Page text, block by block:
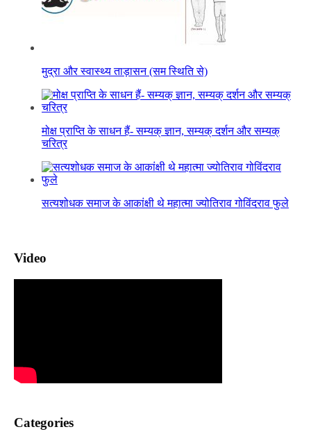
मुद्रा और स्वास्थ्य ताड़ासन (सम स्थिति से)
मोक्ष प्राप्ति के साधन हैं- सम्यक् ज्ञान, सम्यक् दर्शन और सम्यक्
चरित्र
सत्यशोधक समाज के आकांक्षी थे महात्मा ज्योतिराव गोविंदराव फुले
Video
Categories